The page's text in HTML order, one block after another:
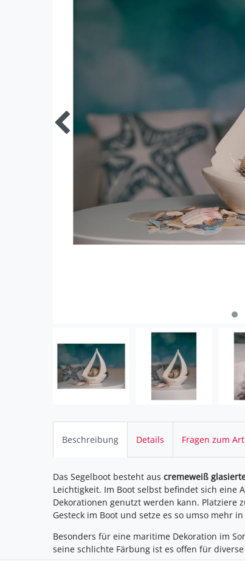
Beschreibung Details Fragen zum
Das Segelboot besteht aus cremeweiß
Leichtigkeit. Im Boot selbst befindet sich eine
Dekorationen genutzt werden kann. Platziere
Gesteck im Boot und setze es so umso mehr in
Besonders für eine maritime Dekoration im
seine schlichte Färbung ist es offen für